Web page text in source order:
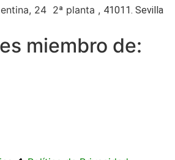
24 2ª planta , 41011. Sevilla
miembro de: